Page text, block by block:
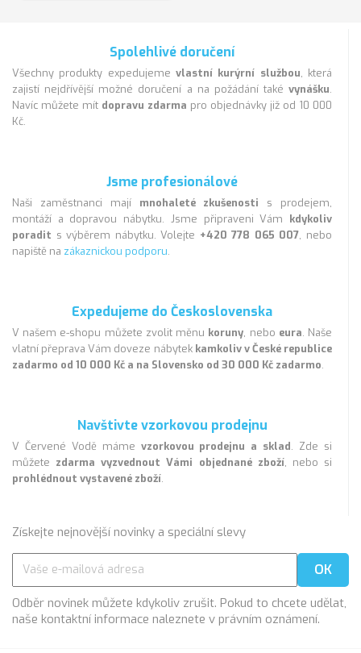
Spolehlivé doručení
Všechny produkty expedujeme vlastní kurýrní službou, která
zajistí nejdřívější možné doručení a na požádání také vynášku.
Navíc můžete mít dopravu zdarma pro objednávky již od 10 000
Kč.
Jsme profesionálové
Naši zaměstnanci mají mnohaleté zkušenosti s prodejem,
montáží a dopravou nábytku. Jsme připraveni Vám kdykoliv
poradit s výběrem nábytku. Volejte +420 778 065 007, nebo
napiště na zákaznickou podporu.
Expedujeme do Československa
V našem e-shopu můžete zvolit měnu koruny, nebo eura. Naše
vlatní přeprava Vám doveze nábytek kamkoliv v České republice
zadarmo od 10 000 Kč a na Slovensko od 30 000 Kč zadarmo.
Navštivte vzorkovou prodejnu
V Červené Vodě máme vzorkovou prodejnu a sklad. Zde si
můžete zdarma vyzvednout Vámi objednané zboží, nebo si
prohlédnout vystavené zboží.
Získejte nejnovější novinky a speciální slevy
Odběr novinek můžete kdykoliv zrušit. Pokud to chcete udělat,
naše kontaktní informace naleznete v právním oznámení.